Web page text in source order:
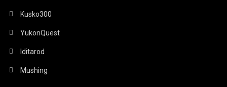
Kusko300
YukonQuest
Iditarod
Mushing